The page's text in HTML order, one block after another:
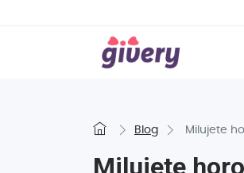
Blog Milujete
Milujete